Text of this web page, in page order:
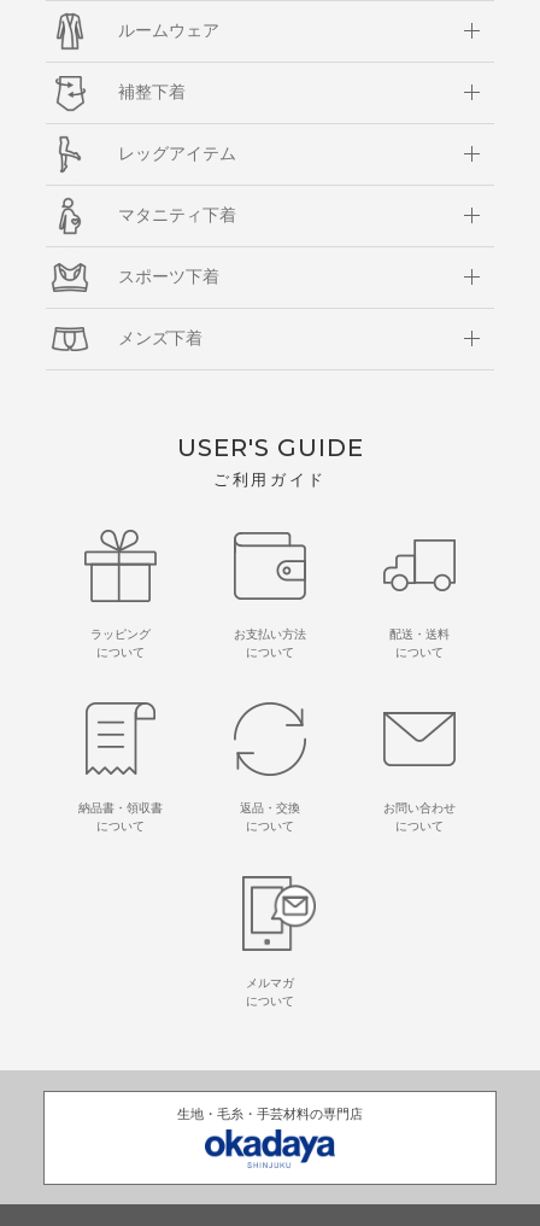
ルームウェア
補整下着
レッグアイテム
マタニティ下着
スポーツ下着
メンズ下着
USER'S GUIDE
ご利用ガイド
ラッピング
について
お支払い方法
について
配送・送料
について
納品書・領収書
について
返品・交換
について
お問い合わせ
について
メルマガ
について
生地・毛糸・手芸材料の専門店